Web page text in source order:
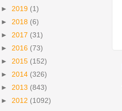
► 2019 (1)
► 2018 (6)
► 2017 (31)
► 2016 (73)
► 2015 (152)
► 2014 (326)
► 2013 (843)
► 2012 (1092)